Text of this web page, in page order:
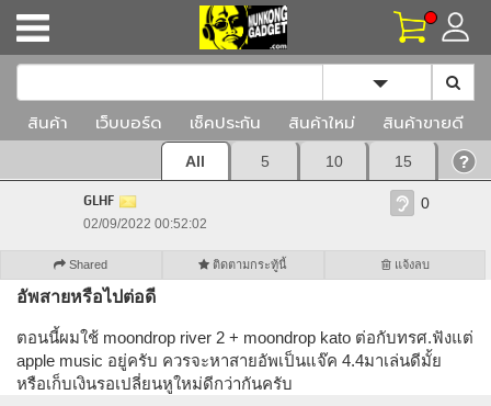
Toggle
สินค้า เว็บบอร์ด เช็คประกัน สินค้าใหม่ สินค้าขายดี
All 5 10 15
GLHF
02/09/2022 00:52:02
0
Shared ติดตามกระทู้นี้ แจ้งลบ
อัพสายหรือไปต่อดี
ตอนนี้ผมใช้ moondrop river 2 + moondrop kato ต่อกับทรศ.ฟังแต่
apple music อยู่ครับ ควรจะหาสายอัพเป็นแจ๊ค 4.4มาเล่นดีมั้ย
หรือเก็บเงินรอเปลี่ยนหูใหม่ดีกว่ากันครับ